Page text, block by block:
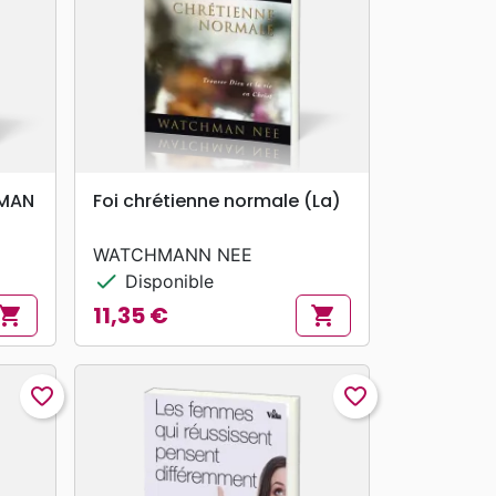
search APERÇU RAPIDE
Foi chrétienne normale (La)
WATCHMANN NEE
check Disponible
Prix
11,35 € shopping_cart
favorite_border favorite_border